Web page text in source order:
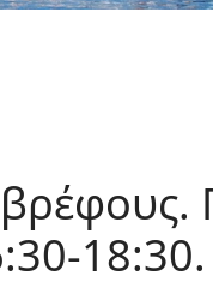
18:30.